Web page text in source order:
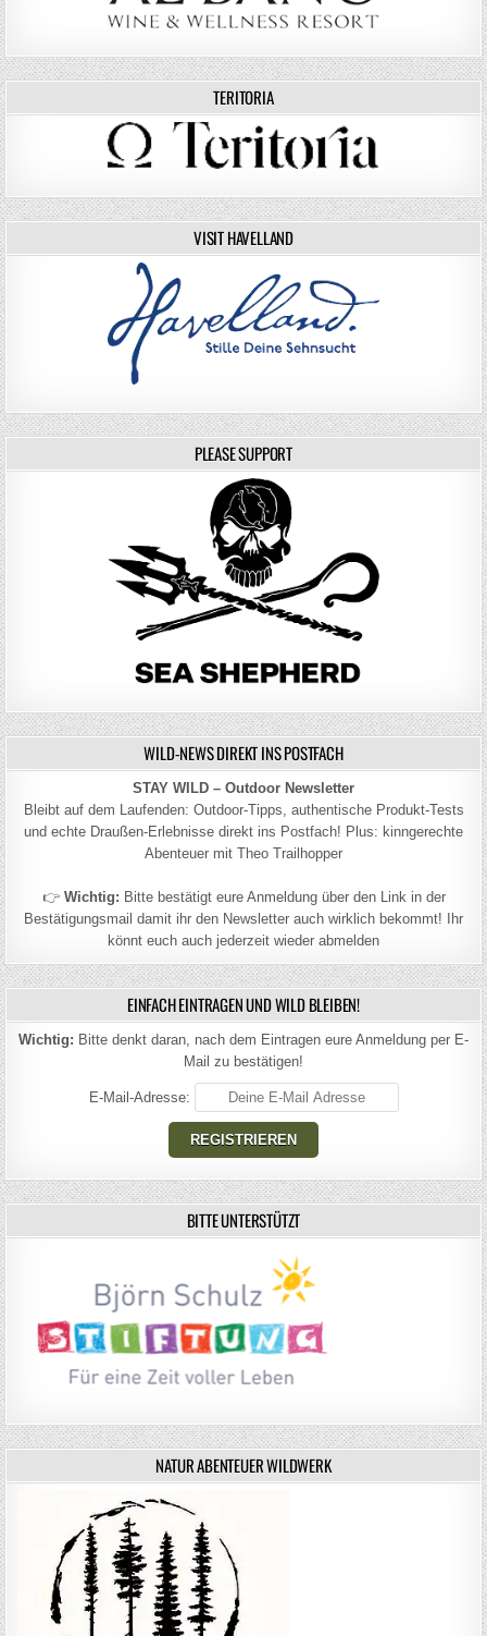
TERITORIA
VISIT HAVELLAND
PLEASE SUPPORT
WILD-NEWS DIREKT INS POSTFACH
STAY WILD – Outdoor Newsletter
Bleibt auf dem Laufenden: Outdoor-Tipps, authentische Produkt-Tests
und echte Draußen-Erlebnisse direkt ins Postfach! Plus: kinngerechte
Abenteuer mit Theo Trailhopper
👉 Wichtig: Bitte bestätigt eure Anmeldung über den Link in der
Bestätigungsmail damit ihr den Newsletter auch wirklich bekommt! Ihr
könnt euch auch jederzeit wieder abmelden
EINFACH EINTRAGEN UND WILD BLEIBEN!
Wichtig: Bitte denkt daran, nach dem Eintragen eure Anmeldung per E-
Mail zu bestätigen!
E-Mail-Adresse:
BITTE UNTERSTÜTZT
NATUR ABENTEUER WILDWERK